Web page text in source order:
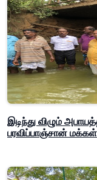
இடிந்து விழும்
பரவிப்பாஞ்சான்